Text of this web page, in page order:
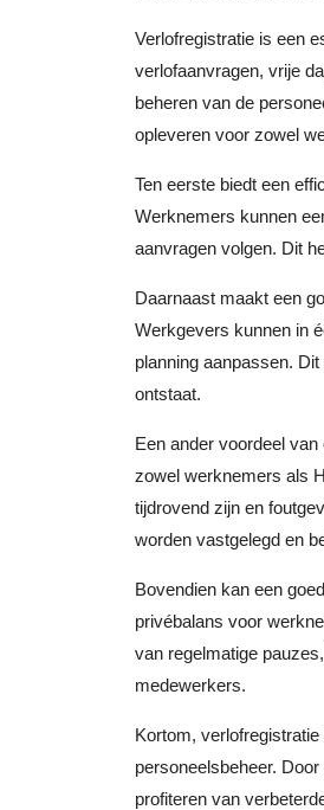
Verlofregistratie is een
verlofaanvragen, vrije
beheren van de
opleveren voor zowel
Ten eerste biedt een
Werknemers kunnen
aanvragen volgen. Dit
Daarnaast maakt een
Werkgevers kunnen in
planning aanpassen.
ontstaat.
Een ander voordeel
zowel werknemers als
tijdrovend zijn en
worden vastgelegd en
Bovendien kan een
privébalans voor
van regelmatige
medewerkers.
Kortom,
personeelsbeheer.
profiteren van